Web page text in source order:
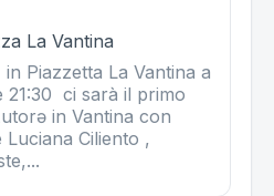
La Vantina
Piazzetta La Vantina a
ci sarà il primo
in Vantina con
Ciliento ,